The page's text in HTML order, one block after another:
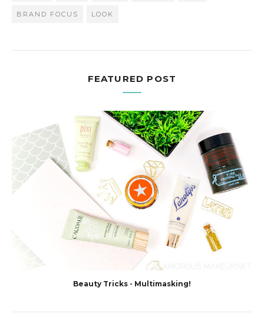
BRAND FOCUS LOOK
FEATURED POST
Beauty Tricks - Multimasking!